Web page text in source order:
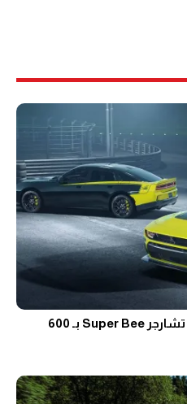
عودة أسطورة العضلات: دودج تشارجر Super Bee بـ 600